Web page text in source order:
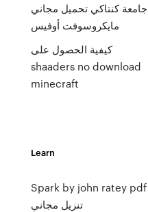
جامعة كنتاكي تحميل مجاني
مايكروسوفت أوفيس
كيفية الحصول على
shaaders no download
minecraft
Learn
Spark by john ratey pdf
تنزيل مجاني